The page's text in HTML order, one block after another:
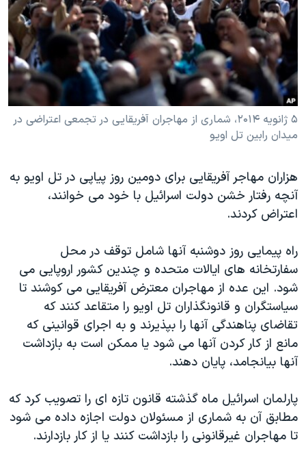
فرهنگ و زندگی
حقوق شهروندی
اقتصادی
علم و فناوری
گالری عکس
مستندها
انتخابات ریاست جمهوری آمریکا ۲۰۲۴
حمله جمهوری اسلامی به اسرائیل
رمز مهسا
اعتراضات زن، زندگی، آزادی
تریبونال مردمی آبان ۹۸
دادگاه حمید نوری
قانون شفافیت دارائی کادر رهبری ایران
اعتراضات مردمی آبان ۹۸
اسرائیل در جنگ
نرگس محمدی برنده جایزه نوبل صلح
همایش محافظه‌کاران آمریکا «سی‌پک»
سفر پرزیدنت ترامپ به چین
دنبال کنید
زبانهای مختلف
۵ ژانویه ۲۰۱۴، شماری از مهاجران آفریقایی در تجمعی اعتراضی در
میدان رابین تل اویو
هزاران مهاجر آفریقایی برای دومین روز پیاپی در تل اویو به
آنچه رفتار خشن دولت اسرائیل با خود می خوانند،
اعتراض کردند.
راه پیمایی روز دوشنبه آنها شامل توقف در محل
سفارتخانه های ایالات متحده و چندین کشور اروپایی می
شود. این عده از مهاجران معترض آفریقایی می کوشند تا
سیاستگران و قانونگذاران تل اویو را متقاعد کنند که
تقاضای پناهندگی آنها را بپذیرند و به اجرای قوانینی که
مانع از کار کردن آنها می شود یا ممکن است به بازداشت
آنها بیانجامد، پایان دهند.
پارلمان اسرائیل ماه گذشته قانون تازه ای را تصویب کرد که
مطابق آن به شماری از مسئولان دولت اجازه داده می شود
تا مهاجران غیرقانونی را بازداشت کنند یا از کار بازدارند.